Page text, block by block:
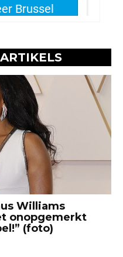
Williams
onopgemerkt
(foto)